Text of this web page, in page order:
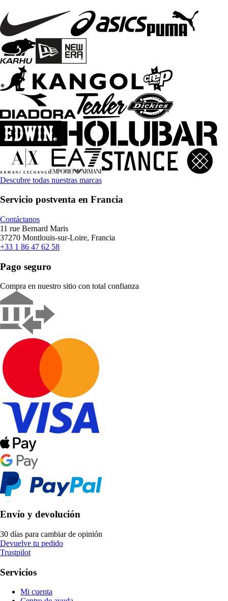
Descubre todas nuestras marcas
Servicio postventa en Francia
Contáctanos
11 rue Bernard Maris
37270 Montlouis-sur-Loire, Francia
+33 1 86 47 62 58
Pago seguro
Compra en nuestro sitio con total confianza
Envío y devolución
30 días para cambiar de opinión
Devuelve tu pedido
Trustpilot
Servicios
Mi cuenta